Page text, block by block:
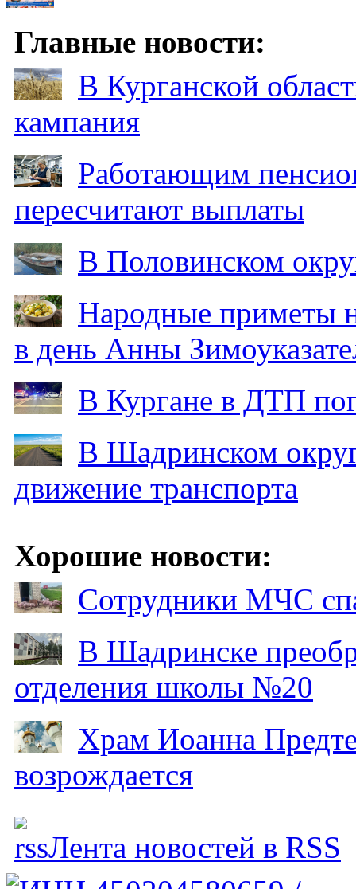
Главные новости:
В Курганской
кампания
Работающим
пересчитают выплаты
В Половинском
Народные приметы
в день Анны
В Кургане в ДТП
В Шадринском
движение транспорта
Хорошие новости:
Сотрудники МЧС
В Шадринске
отделения школы №20
Храм Иоанна
возрождается
Лента новостей в RSS